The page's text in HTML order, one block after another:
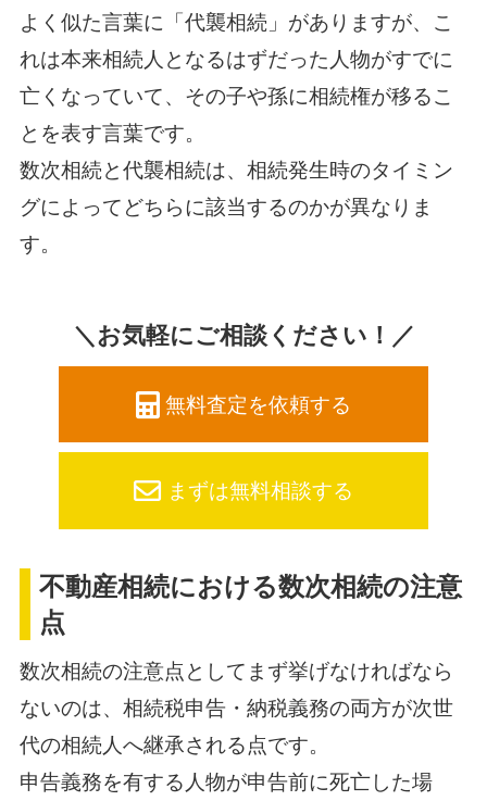
よく似た言葉に「代襲相続」がありますが、こ
れは本来相続人となるはずだった人物がすでに
亡くなっていて、その子や孫に相続権が移るこ
とを表す言葉です。
数次相続と代襲相続は、相続発生時のタイミン
グによってどちらに該当するのかが異なりま
す。
＼お気軽にご相談ください！／
無料査定を依頼する
まずは無料相談する
不動産相続における数次相続の注意
点
数次相続の注意点としてまず挙げなければなら
ないのは、相続税申告・納税義務の両方が次世
代の相続人へ継承される点です。
申告義務を有する人物が申告前に死亡した場